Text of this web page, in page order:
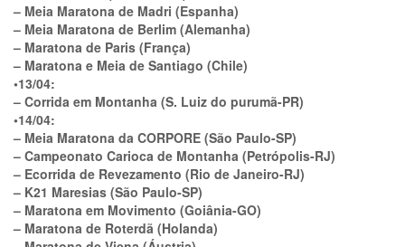
– Meia Maratona de Madri (Espanha)
– Meia Maratona de Berlim (Alemanha)
– Maratona de Paris (França)
– Maratona e Meia de Santiago (Chile)
•13/04:
– Corrida em Montanha (S. Luiz do purumã-PR)
•14/04:
– Meia Maratona da CORPORE (São Paulo-SP)
– Campeonato Carioca de Montanha (Petrópolis-RJ)
– Ecorrida de Revezamento (Rio de Janeiro-RJ)
– K21 Maresias (São Paulo-SP)
– Maratona em Movimento (Goiânia-GO)
– Maratona de Roterdã (Holanda)